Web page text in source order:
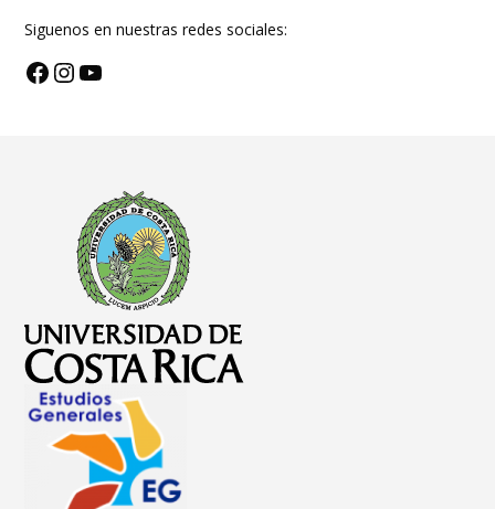
Siguenos en nuestras redes sociales:
Facebook InstagramYouTube